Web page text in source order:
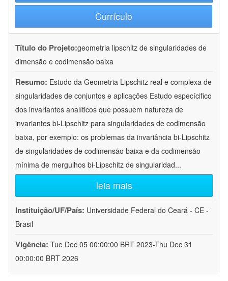
Currículo
Título do Projeto:geometria lipschitz de singularidades de
dimensão e codimensão baixa
Resumo: Estudo da Geometria Lipschitz real e complexa de
singularidades de conjuntos e aplicações Estudo especícifico
dos invariantes analíticos que possuem natureza de
invariantes bi-Lipschitz para singularidades de codimensão
baixa, por exemplo: os problemas da invariância bi-Lipschitz
de singularidades de codimensão baixa e da codimensão
mínima de mergulhos bi-Lipschitz de singularidad...
leia mais
Instituição/UF/País: Universidade Federal do Ceará - CE -
Brasil
Vigência: Tue Dec 05 00:00:00 BRT 2023-Thu Dec 31
00:00:00 BRT 2026